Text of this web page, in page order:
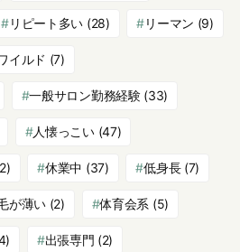
リピート多い (28) リーマン (9)
イルド (7)
一般サロン勤務経験(33)
人懐っこい(47)
休業中 (37) 低身長(7)
が薄い (2) 体育会系 (5)
出張専門 (2)